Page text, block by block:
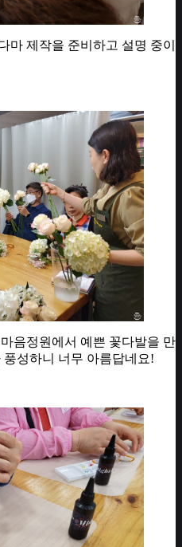
마 제작을 준비하고 설명 중이
음정원에서 예쁜 꽃다발을 만
성하니 너무 아름답네요!